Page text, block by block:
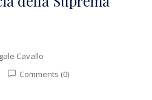
Cavallo
Comments (0)